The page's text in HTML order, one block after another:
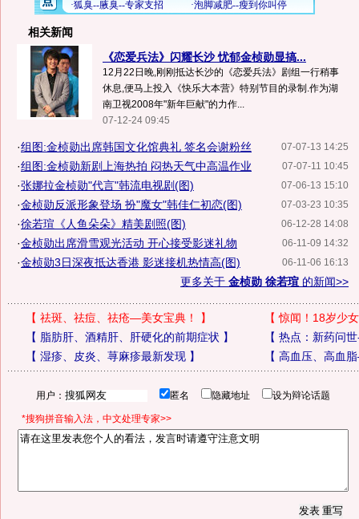
相关新闻
《恋爱兵法》闪耀长沙 忧郁金桢勋显搞...
12月22日晚,刚刚抵达长沙的《恋爱兵法》剧组一行稍事
休息,便马上投入《快乐大本营》特别节目的录制.作为湖
南卫视2008年"新年巨献"的力作...
07-12-24 09:45
07-07-13 14:25
·组图:金桢勋出席韩国文化馆典礼 签名会谢粉丝
07-07-11 10:45
·组图:金桢勋新剧上海热拍 闷热天气中高温作业
07-06-13 15:10
·张娜拉金桢勋"代言"韩流电视剧(图)
07-03-23 10:35
·金桢勋反派形象登场 扮"魔女"韩佳仁初恋(图)
06-12-28 14:08
·徐若瑄《人鱼朵朵》精美剧照(图)
06-11-09 14:32
·金桢勋出席滑雪观光活动 开心接受影迷礼物
06-11-06 16:13
·金桢勋3日深夜抵达香港 影迷接机热情高(图)
更多关于 金桢勋 徐若瑄 的新闻>>
【 祛斑、祛痘、祛疮—美女宝典！ 】 【惊闻！18岁少
【 脂肪肝、酒精肝、肝硬化的前期症状 】 【 热点：新药问
【 湿疹、皮炎、荨麻疹最新发现】 【 高血压、高血
用户： 匿名 隐藏地址 设为辩论话题
*搜狗拼音输入法，中文处理专家>>